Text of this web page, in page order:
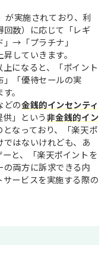
」が実施されており、利
数）に応じて「レギ
→「プラチナ」
していきます。
になると、「ポイント
」「優待セールの実
。
どの金銭的インセンティ
」という非金銭的イン
なっており、「楽天ポ
はないけれども、あ
と、「楽天ポイントを
両方に訴求できる内
ービスを実施する際の